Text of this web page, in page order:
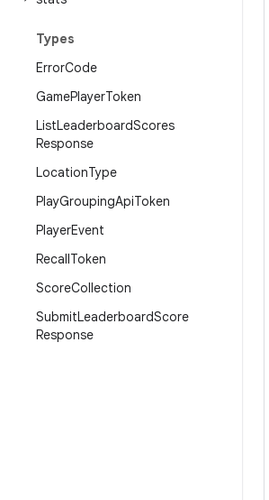
Types
ErrorCode
GamePlayerToken
ListLeaderboardScores
Response
LocationType
PlayGroupingApiToken
PlayerEvent
RecallToken
ScoreCollection
SubmitLeaderboardScore
Response